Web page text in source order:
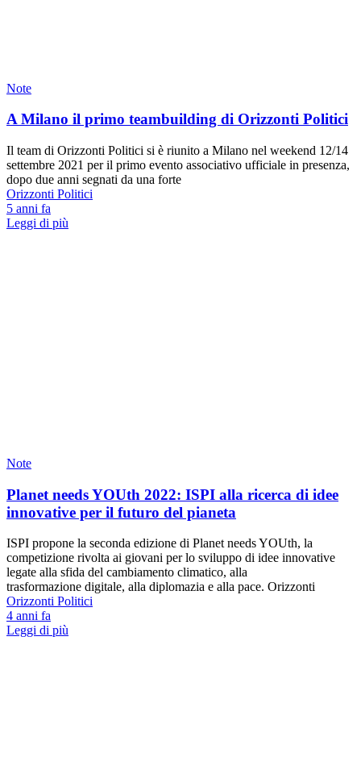
Note
A Milano il primo teambuilding di Orizzonti Politici
Il team di Orizzonti Politici si è riunito a Milano nel weekend 12/14
settembre 2021 per il primo evento associativo ufficiale in presenza,
dopo due anni segnati da una forte
Orizzonti Politici
5 anni fa
Leggi di più
Note
Planet needs YOUth 2022: ISPI alla ricerca di idee
innovative per il futuro del pianeta
ISPI propone la seconda edizione di Planet needs YOUth, la
competizione rivolta ai giovani per lo sviluppo di idee innovative
legate alla sfida del cambiamento climatico, alla
trasformazione digitale, alla diplomazia e alla pace. Orizzonti
Orizzonti Politici
4 anni fa
Leggi di più